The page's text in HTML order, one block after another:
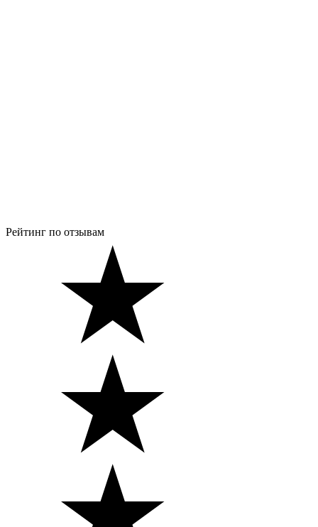
Рейтинг по отзывам